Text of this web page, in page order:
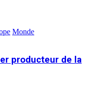
Monde
producteur de la